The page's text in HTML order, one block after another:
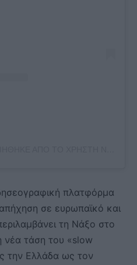
πλατφόρμα
σε ευρωπαϊκό και
τη Νάξο στο
νέα τάση του «slow
την Ελλάδα ως τον